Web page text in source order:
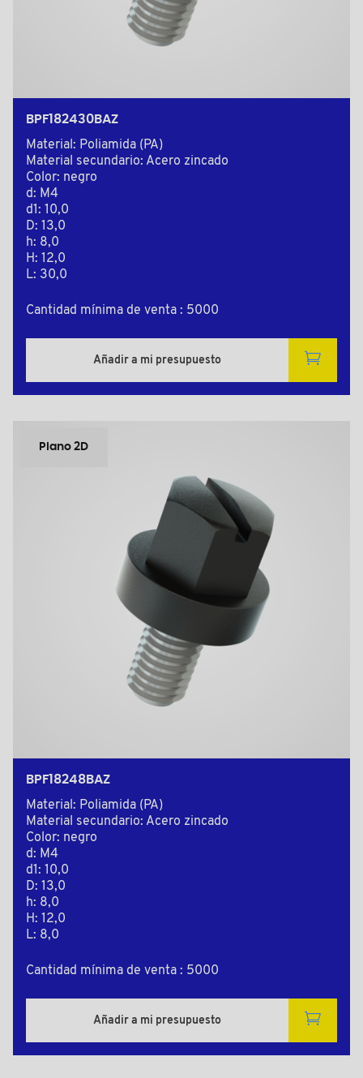
BPF182430BAZ
Material: Poliamida (PA)
Material secundario: Acero zincado
Color: negro
d: M4
d1: 10,0
D: 13,0
h: 8,0
H: 12,0
L: 30,0
Cantidad mínima de venta : 5000
Añadir a mi presupuesto
Plano 2D
BPF18248BAZ
Material: Poliamida (PA)
Material secundario: Acero zincado
Color: negro
d: M4
d1: 10,0
D: 13,0
h: 8,0
H: 12,0
L: 8,0
Cantidad mínima de venta : 5000
Añadir a mi presupuesto